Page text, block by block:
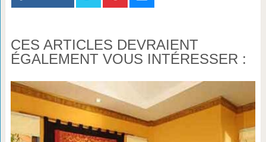
CES ARTICLES DEVRAIENT
ÉGALEMENT VOUS INTÉRESSER :